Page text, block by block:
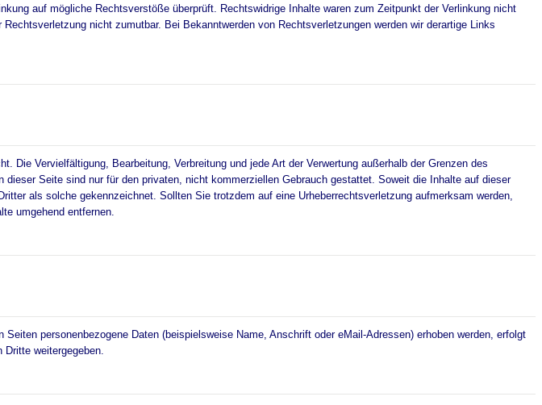
auf mögliche Rechtsverstöße überprüft. Rechtswidrige Inhalte waren zum Zeitpunkt der Verlinkung nicht
nicht zumutbar. Bei Bekanntwerden von Rechtsverletzungen werden wir derartige Links
Die Vervielfältigung, Bearbeitung, Verbreitung und jede Art der Verwertung außerhalb der Grenzen des
Seite sind nur für den privaten, nicht kommerziellen Gebrauch gestattet. Soweit die Inhalte auf dieser
als solche gekennzeichnet. Sollten Sie trotzdem auf eine Urheberrechtsverletzung aufmerksam werden,
umgehend entfernen.
personenbezogene Daten (beispielsweise Name, Anschrift oder eMail-Adressen) erhoben werden, erfolgt
weitergegeben.